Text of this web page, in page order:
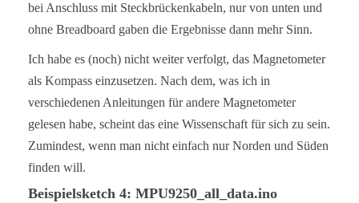
bei Anschluss mit Steckbrückenkabeln, nur von unten und
ohne Breadboard gaben die Ergebnisse dann mehr Sinn.
Ich habe es (noch) nicht weiter verfolgt, das Magnetometer
als Kompass einzusetzen. Nach dem, was ich in
verschiedenen Anleitungen für andere Magnetometer
gelesen habe, scheint das eine Wissenschaft für sich zu sein.
Zumindest, wenn man nicht einfach nur Norden und Süden
finden will.
Beispielsketch 4: MPU9250_all_data.ino